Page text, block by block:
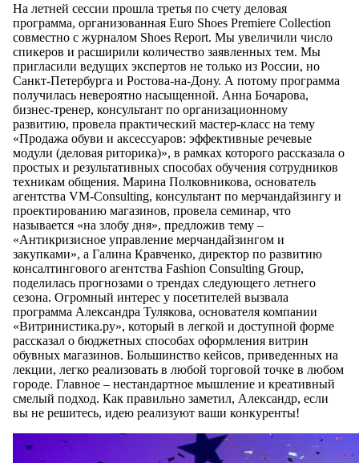
На летней сессии прошла третья по счету деловая
программа, организованная Euro Shoes Рremiere Collection
совместно с журналом Shoes Report. Мы увеличили число
спикеров и расширили количество заявленных тем. Мы
пригласили ведущих экспертов не только из России, но
Санкт-Петербурга и Ростова-на-Дону. А потому программа
получилась невероятно насыщенной. Анна Бочарова,
бизнес-тренер, консультант по организационному
развитию, провела практический мастер-класс на тему
«Продажа обуви и аксессуаров: эффективные речевые
модули (деловая риторика)», в рамках которого рассказала о
простых и результативных способах обучения сотрудников
техникам общения. Марина Полковникова, основатель
агентства VM-Consulting, консультант по мерчандайзингу и
проектированию магазинов, провела семинар, что
называется «на злобу дня», предложив тему –
«Антикризисное управление мерчандайзингом и
закупками», а Галина Кравченко, директор по развитию
консалтингового агентства Fashion Consulting Group,
поделилась прогнозами о трендах следующего летнего
сезона. Огромный интерес у посетителей вызвала
программа Александра Тулякова, основателя компании
«Витринистика.ру», который в легкой и доступной форме
рассказал о бюджетных способах оформления витрин
обувных магазинов. Большинство кейсов, приведенных на
лекции, легко реализовать в любой торговой точке в любом
городе. Главное – нестандартное мышление и креативный
смелый подход. Как правильно заметил, Александр, если
вы не решитесь, идею реализуют ваши конкуренты!